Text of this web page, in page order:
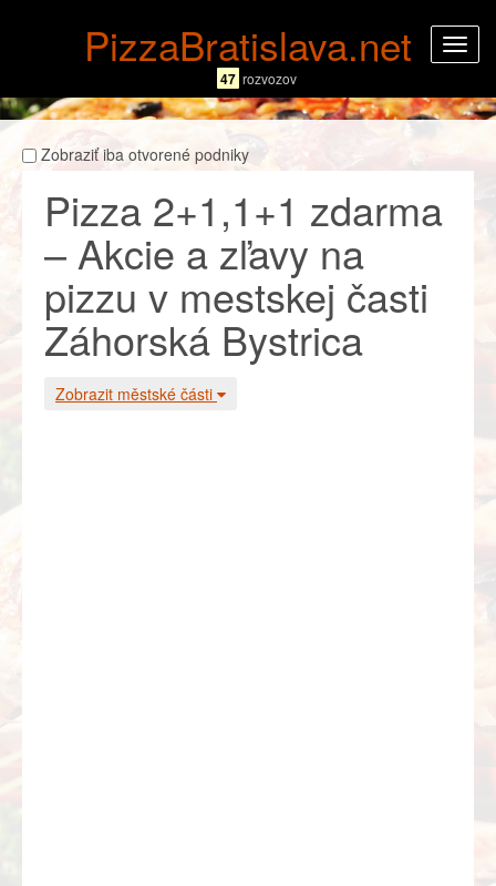
PizzaBratislava.net
47 rozvozov
Zobraziť iba otvorené podniky
Pizza 2+1,1+1 zdarma
– Akcie a zľavy na
pizzu v mestskej časti
Záhorská Bystrica
Zobrazit městské části